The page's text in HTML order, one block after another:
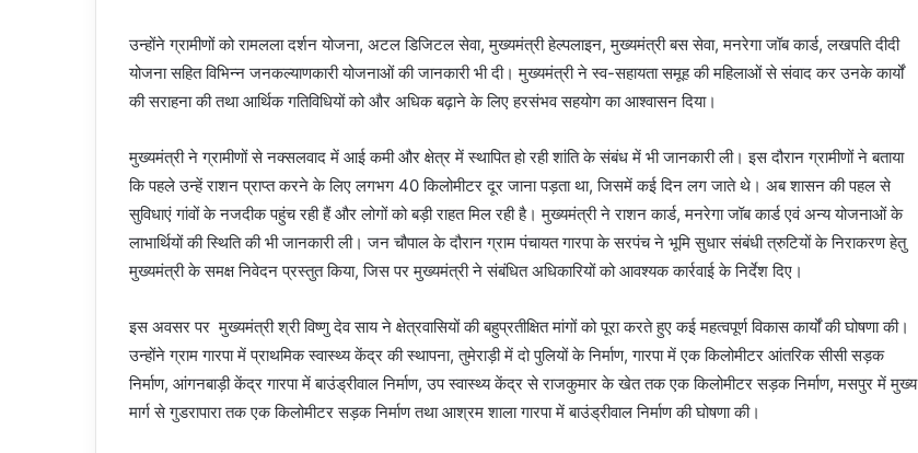
उन्होंने ग्रामीणों को रामलला दर्शन योजना, अटल डिजिटल सेवा, मुख्यमंत्री हेल्पलाइन, मुख्यमंत्री बस सेवा, मनरेगा जॉब कार्ड, लखपति दीदी
योजना सहित विभिन्न जनकल्याणकारी योजनाओं की जानकारी भी दी। मुख्यमंत्री ने स्व-सहायता समूह की महिलाओं से संवाद कर उनके कार्यों
की सराहना की तथा आर्थिक गतिविधियों को और अधिक बढ़ाने के लिए हरसंभव सहयोग का आश्वासन दिया।
मुख्यमंत्री ने ग्रामीणों से नक्सलवाद में आई कमी और क्षेत्र में स्थापित हो रही शांति के संबंध में भी जानकारी ली। इस दौरान ग्रामीणों ने बताया
कि पहले उन्हें राशन प्राप्त करने के लिए लगभग 40 किलोमीटर दूर जाना पड़ता था, जिसमें कई दिन लग जाते थे। अब शासन की पहल से
सुविधाएं गांवों के नजदीक पहुंच रही हैं और लोगों को बड़ी राहत मिल रही है। मुख्यमंत्री ने राशन कार्ड, मनरेगा जॉब कार्ड एवं अन्य योजनाओं के
लाभार्थियों की स्थिति की भी जानकारी ली। जन चौपाल के दौरान ग्राम पंचायत गारपा के सरपंच ने भूमि सुधार संबंधी त्रुटियों के निराकरण हेतु
मुख्यमंत्री के समक्ष निवेदन प्रस्तुत किया, जिस पर मुख्यमंत्री ने संबंधित अधिकारियों को आवश्यक कार्रवाई के निर्देश दिए।
इस अवसर पर मुख्यमंत्री श्री विष्णु देव साय ने क्षेत्रवासियों की बहुप्रतीक्षित मांगों को पूरा करते हुए कई महत्वपूर्ण विकास कार्यों की घोषणा की।
उन्होंने ग्राम गारपा में प्राथमिक स्वास्थ्य केंद्र की स्थापना, तुमेराड़ी में दो पुलियों के निर्माण, गारपा में एक किलोमीटर आंतरिक सीसी सड़क
निर्माण, आंगनबाड़ी केंद्र गारपा में बाउंड्रीवाल निर्माण, उप स्वास्थ्य केंद्र से राजकुमार के खेत तक एक किलोमीटर सड़क निर्माण, मसपुर में मुख्य
मार्ग से गुडरापारा तक एक किलोमीटर सड़क निर्माण तथा आश्रम शाला गारपा में बाउंड्रीवाल निर्माण की घोषणा की।